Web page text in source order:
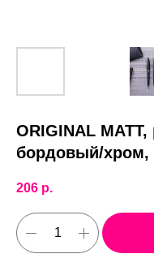
ORIGINAL
бордовый/хром,
206 р.